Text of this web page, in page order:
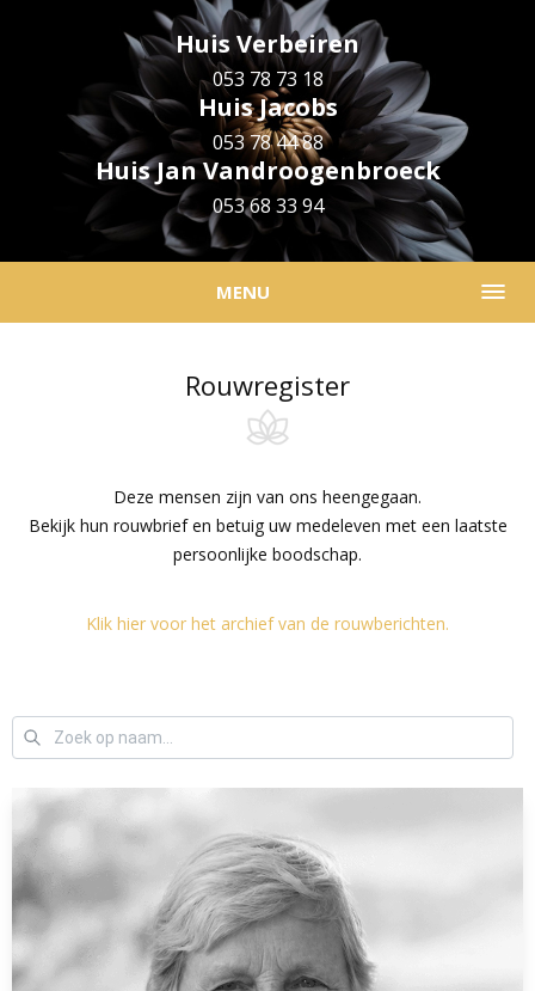
Huis Verbeiren
053 78 73 18
Huis Jacobs
053 78 44 88
Huis Jan Vandroogenbroeck
053 68 33 94
MENU
Rouwregister
Deze mensen zijn van ons heengegaan.
Bekijk hun rouwbrief en betuig uw medeleven met een laatste
persoonlijke boodschap.
Klik hier voor het archief van de rouwberichten.